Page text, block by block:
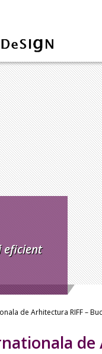
eficient
de Arhitectura RIFF –
de